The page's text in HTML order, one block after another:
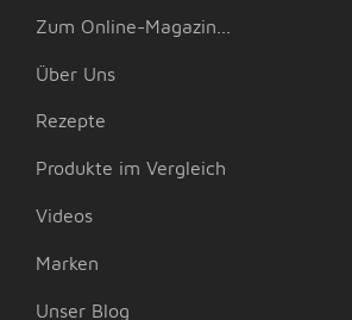
Zum Online-Magazin...
Über Uns
Rezepte
Produkte im Vergleich
Videos
Marken
Unser Blog